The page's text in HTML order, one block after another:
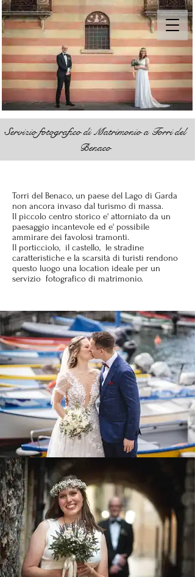
Servizio fotografico di Matrimonio a Torri del
Benaco
Torri del Benaco, un paese del Lago di Garda
non ancora invaso dal turismo di massa.
Il piccolo centro storico e' attorniato da un
paesaggio incantevole ed e' possibile
ammirare dei favolosi tramonti.
Il porticciolo, il castello, le stradine
caratteristiche e la scarsità di turisti rendono
questo luogo una location ideale per un
servizio fotografico di matrimonio.